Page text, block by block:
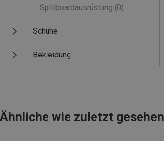
Splitboardausrüstung (0)
Schuhe
Bekleidung
Ähnliche wie zuletzt gesehen